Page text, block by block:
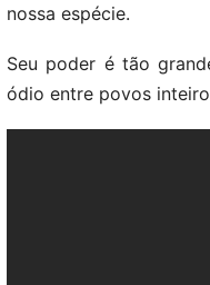
nossa espécie.
Seu poder é tão
ódio entre povos